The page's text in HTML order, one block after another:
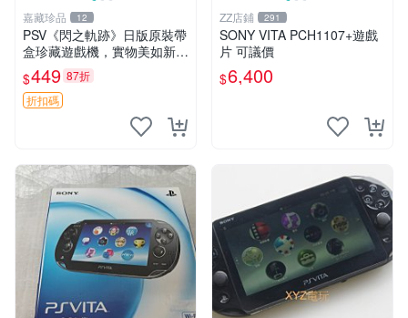
嘉藏珍品 12
PSV《閃之軌跡》日版原裝帶
盒珍藏遊戲機，實物美如新，
嚴選推薦 閃之軌跡 日版 PSV
原裝帶盒
$449 87折
折扣碼
ZZ店鋪 291
SONY VITA PCH1107+遊戲
片 可議價
$6,400